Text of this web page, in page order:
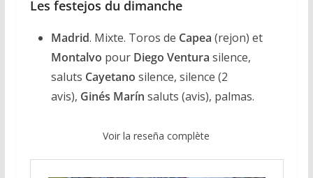
Les festejos du dimanche
Madrid. Mixte. Toros de Capea (rejon) et
Montalvo pour Diego Ventura silence,
saluts Cayetano silence, silence (2
avis), Ginés Marín saluts (avis), palmas.
Voir la reseña complète